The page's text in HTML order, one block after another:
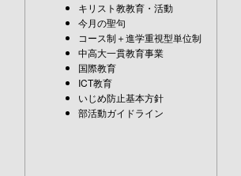
キリスト教教育・活動
今月の聖句
コース制＋進学重視型単位制
中高大一貫教育事業
国際教育
ICT教育
いじめ防止基本方針
部活動ガイドライン